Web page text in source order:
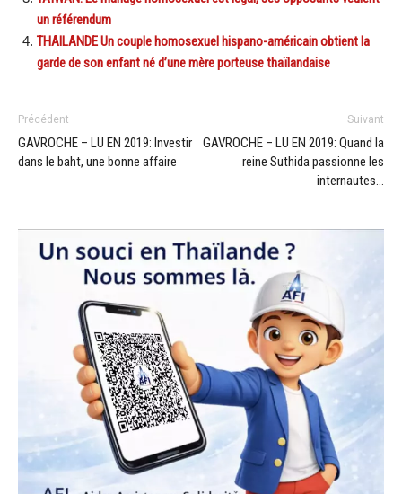
un référendum
THAILANDE Un couple homosexuel hispano-américain obtient la
garde de son enfant né d’une mère porteuse thaïlandaise
Précédent
GAVROCHE – LU EN 2019: Investir
dans le baht, une bonne affaire
Suivant
GAVROCHE – LU EN 2019: Quand la
reine Suthida passionne les
internautes…